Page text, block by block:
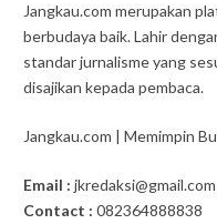
Jangkau.com merupakan
berbudaya baik. Lahir
standar jurnalisme yang
disajikan kepada pembaca.
Jangkau.com | Memimpin
Email : jkredaksi@gmail.com
Contact : 082364888838